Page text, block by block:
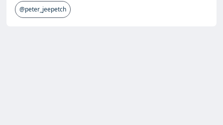
@peter_jeepetch